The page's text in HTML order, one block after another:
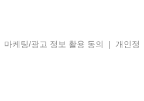
마케팅/광고 정보 활용 동의 | 개인정